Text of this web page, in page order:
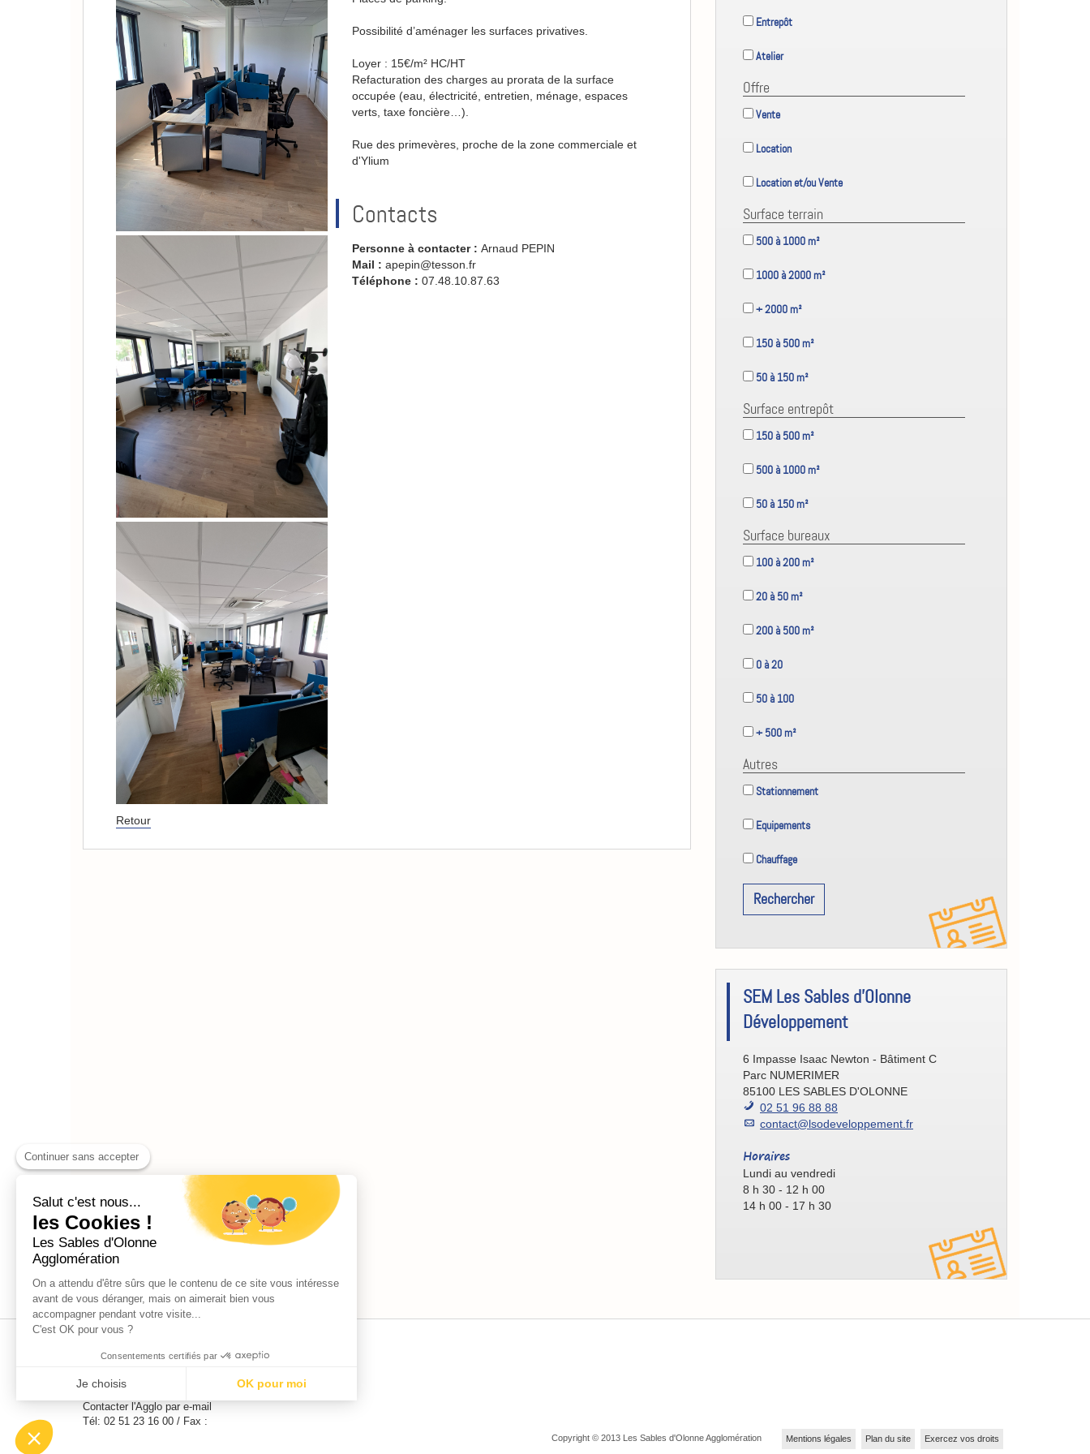
Possibilité d’aménager les surfaces privatives.
Loyer : 15€/m² HC/HT
Refacturation des charges au prorata de la surface
occupée (eau, électricité, entretien, ménage, espaces
verts, taxe foncière…).
Rue des primevères, proche de la zone commerciale et
d'Ylium
Contacts
Personne à contacter : Arnaud PEPIN
Mail : apepin@tesson.fr
Téléphone : 07.48.10.87.63
Retour
Entrepôt
Atelier
Offre
Vente
Location
Location et/ou Vente
Surface terrain
500 à 1000 m²
1000 à 2000 m²
+ 2000 m²
150 à 500 m²
50 à 150 m²
Surface entrepôt
150 à 500 m²
500 à 1000 m²
50 à 150 m²
Surface bureaux
100 à 200 m²
20 à 50 m²
200 à 500 m²
0 à 20
50 à 100
+ 500 m²
Autres
Stationnement
Equipements
Chauffage
Rechercher
[Eco/Atout]
Contact
SEM Les Sables d'Olonne
Développement
6 Impasse Isaac Newton - Bâtiment C
Parc NUMERIMER
85100 LES SABLES D'OLONNE
02 51 96 88 88
contact@lsodeveloppement.fr
Horaires
Lundi au vendredi
8 h 30 - 12 h 00
14 h 00 - 17 h 30
Siège social -CS 21842, 21 Place du Poilu de France,
85100 Les Sables-d'Olonne
Contacter l'Agglo par e-mail
Tél: 02 51 23 16 00Appelez-
/ Fax :
Copyright © 2013 Les Sables d'Olonne Agglomération Mentions légales Plan du site Exercez vos droits
Continuer sans accepter
Salut c'est nous...
les Cookies !
Les Sables d'Olonne
Agglomération
On a attendu d'être sûrs que le contenu de ce site vous intéresse
avant de vous déranger, mais on aimerait bien vous
accompagner pendant votre visite...
C'est OK pour vous ?
Consentements certifiés par
Je choisis OK pour moi
Axeptio consent
Plateforme de Gestion du Consentement : Personnalisez vos Options
Notre plateforme vous permet d'adapter et de gérer vos paramètres de confidentialité, en garantissant la conformité avec les réglementations. Personnalisez vos préférences pour contrôler la manière dont